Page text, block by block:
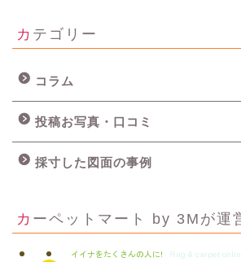
カテゴリー
コラム
投稿お写真・口コミ
採寸した図面の事例
カーペットマート by 3Mが運